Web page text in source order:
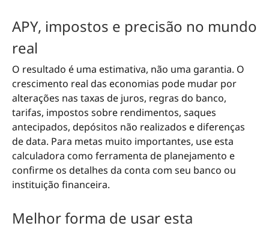
APY, impostos e precisão no mundo
real
O resultado é uma estimativa, não uma garantia. O
crescimento real das economias pode mudar por
alterações nas taxas de juros, regras do banco,
tarifas, impostos sobre rendimentos, saques
antecipados, depósitos não realizados e diferenças
de data. Para metas muito importantes, use esta
calculadora como ferramenta de planejamento e
confirme os detalhes da conta com seu banco ou
instituição financeira.
Melhor forma de usar esta